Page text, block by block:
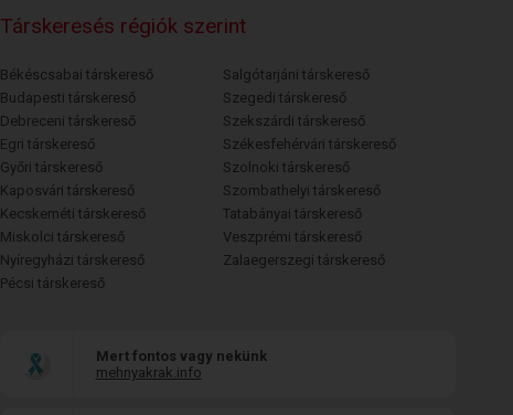
Társkeresés régiók szerint
Békéscsabai társkereső
Budapesti társkereső
Debreceni társkereső
Egri társkereső
Győri társkereső
Kaposvári társkereső
Kecskeméti társkereső
Miskolci társkereső
Nyíregyházi társkereső
Pécsi társkereső
Salgótarjáni társkereső
Szegedi társkereső
Szekszárdi társkereső
Székesfehérvári társkereső
Szolnoki társkereső
Szombathelyi társkereső
Tatabányai társkereső
Veszprémi társkereső
Zalaegerszegi társkereső
Mert fontos vagy nekünk
mehnyakrak.info